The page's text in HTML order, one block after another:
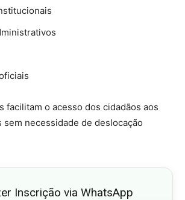
facilitam o acesso dos cidadãos aos
necessidade de deslocação
Inscrição via WhatsApp